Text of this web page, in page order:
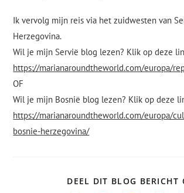
Ik vervolg mijn reis via het zuidwesten van
Herzegovina.
Wil je mijn Servië blog lezen? Klik op deze
https://marianaroundtheworld.com/europa/
OF
Wil je mijn Bosnië blog lezen? Klik op deze
https://marianaroundtheworld.com/europa/
bosnie-herzegovina/
DEEL DIT BLOG BERICHT